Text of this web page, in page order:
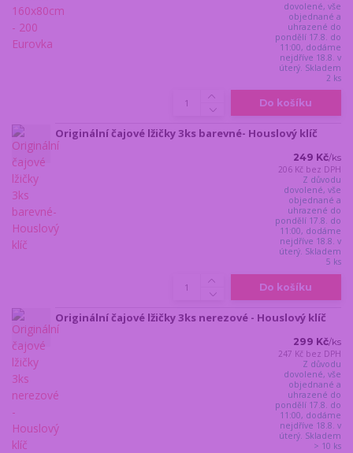
dovolené, vše
objednané a
uhrazené do
pondělí 17.8. do
11:00, dodáme
nejdříve 18.8. v
úterý. Skladem
2 ks
Do košíku
Originální čajové lžičky 3ks barevné- Houslový klíč
249 Kč/ks
206 Kč bez DPH
Z důvodu
dovolené, vše
objednané a
uhrazené do
pondělí 17.8. do
11:00, dodáme
nejdříve 18.8. v
úterý. Skladem
5 ks
Do košíku
Originální čajové lžičky 3ks nerezové - Houslový klíč
299 Kč/ks
247 Kč bez DPH
Z důvodu
dovolené, vše
objednané a
uhrazené do
pondělí 17.8. do
11:00, dodáme
nejdříve 18.8. v
úterý. Skladem
> 10 ks